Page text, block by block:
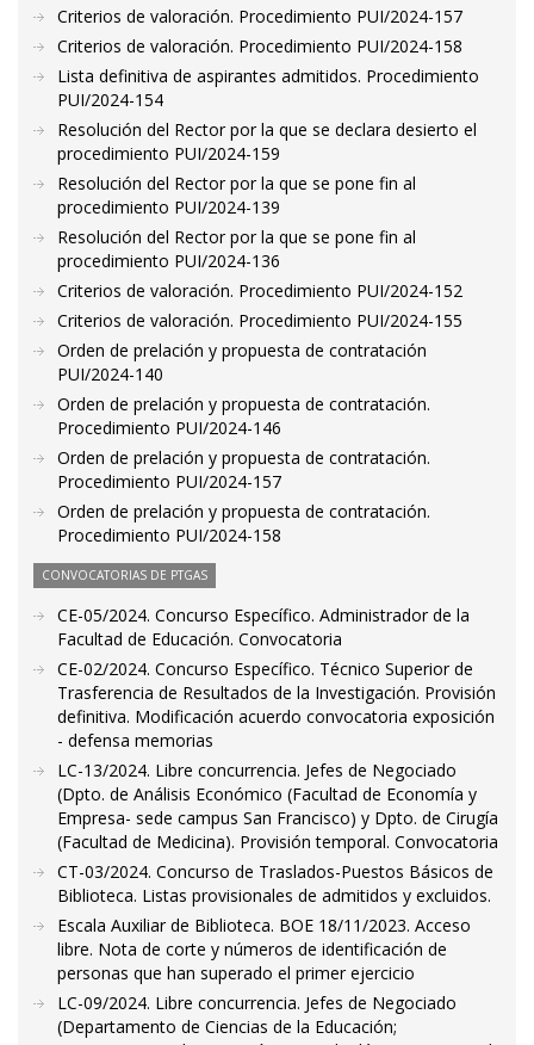
Criterios de valoración. Procedimiento PUI/2024-157
Criterios de valoración. Procedimiento PUI/2024-158
Lista definitiva de aspirantes admitidos. Procedimiento
PUI/2024-154
Resolución del Rector por la que se declara desierto el
procedimiento PUI/2024-159
Resolución del Rector por la que se pone fin al
procedimiento PUI/2024-139
Resolución del Rector por la que se pone fin al
procedimiento PUI/2024-136
Criterios de valoración. Procedimiento PUI/2024-152
Criterios de valoración. Procedimiento PUI/2024-155
Orden de prelación y propuesta de contratación
PUI/2024-140
Orden de prelación y propuesta de contratación.
Procedimiento PUI/2024-146
Orden de prelación y propuesta de contratación.
Procedimiento PUI/2024-157
Orden de prelación y propuesta de contratación.
Procedimiento PUI/2024-158
CONVOCATORIAS DE PTGAS
CE-05/2024. Concurso Específico. Administrador de la
Facultad de Educación. Convocatoria
CE-02/2024. Concurso Específico. Técnico Superior de
Trasferencia de Resultados de la Investigación. Provisión
definitiva. Modificación acuerdo convocatoria exposición
- defensa memorias
LC-13/2024. Libre concurrencia. Jefes de Negociado
(Dpto. de Análisis Económico (Facultad de Economía y
Empresa- sede campus San Francisco) y Dpto. de Cirugía
(Facultad de Medicina). Provisión temporal. Convocatoria
CT-03/2024. Concurso de Traslados-Puestos Básicos de
Biblioteca. Listas provisionales de admitidos y excluidos.
Escala Auxiliar de Biblioteca. BOE 18/11/2023. Acceso
libre. Nota de corte y números de identificación de
personas que han superado el primer ejercicio
LC-09/2024. Libre concurrencia. Jefes de Negociado
(Departamento de Ciencias de la Educación;